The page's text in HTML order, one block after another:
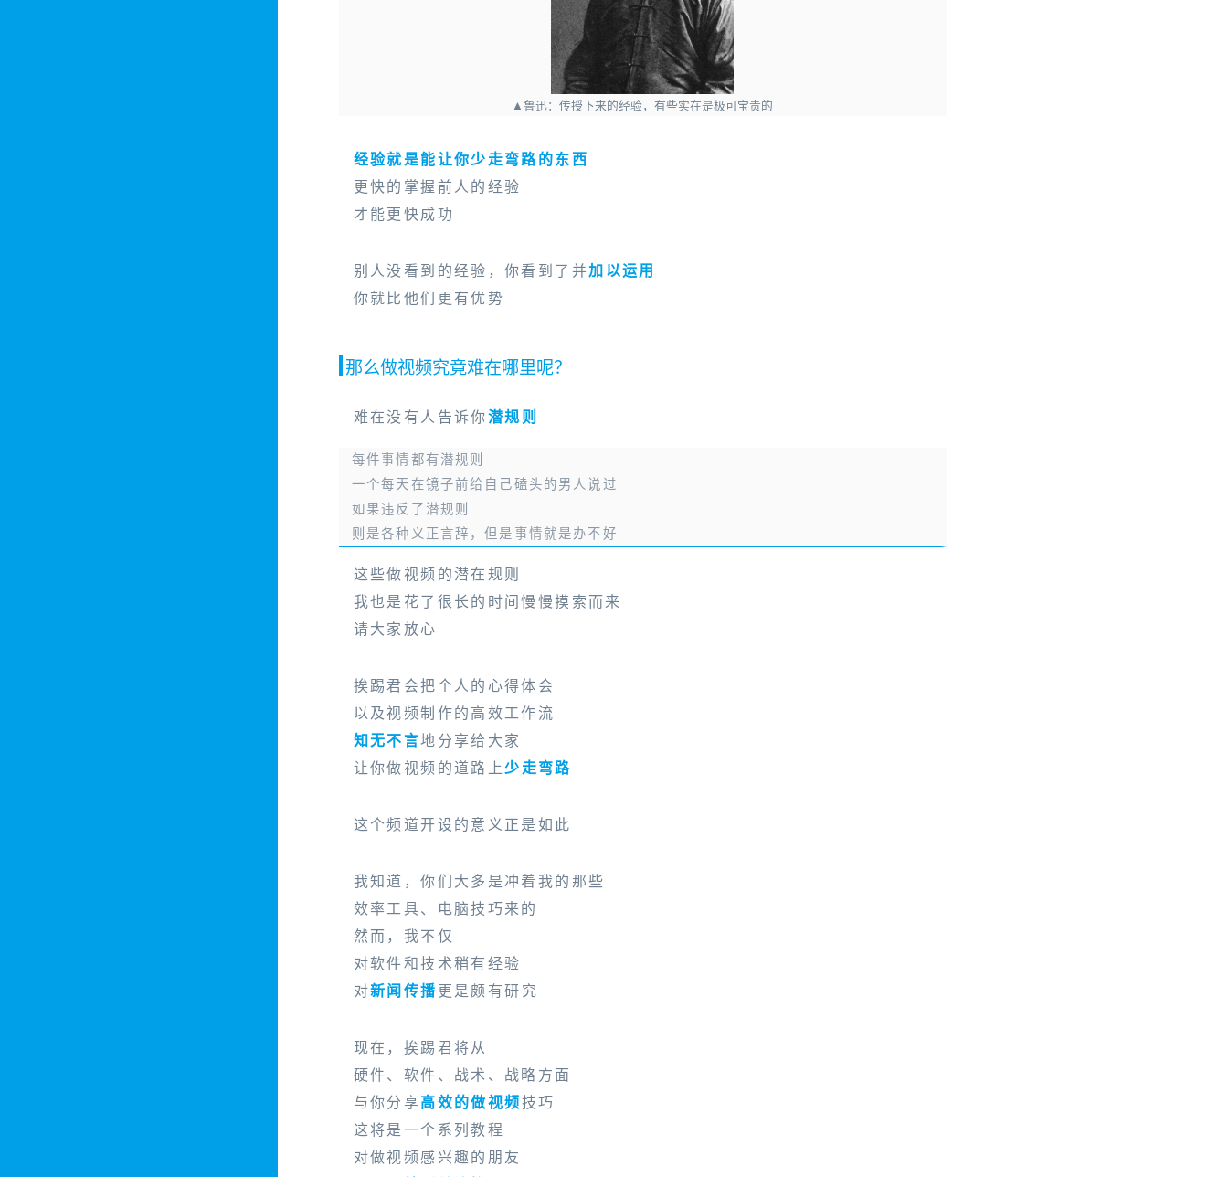
▲鲁迅：传授下来的经验，有些实在是极可宝贵的
经验就是能让你少走弯路的东西
更快的掌握前人的经验
才能更快成功
别人没看到的经验，你看到了并加以运用
你就比他们更有优势
那么做视频究竟难在哪里呢？
难在没有人告诉你潜规则
每件事情都有潜规则
一个每天在镜子前给自己磕头的男人说过
如果违反了潜规则
则是各种义正言辞，但是事情就是办不好
这些做视频的潜在规则
我也是花了很长的时间慢慢摸索而来
请大家放心
挨踢君会把个人的心得体会
以及视频制作的高效工作流
知无不言地分享给大家
让你做视频的道路上少走弯路
这个频道开设的意义正是如此
我知道，你们大多是冲着我的那些
效率工具、电脑技巧来的
然而，我不仅
对软件和技术稍有经验
对新闻传播更是颇有研究
现在，挨踢君将从
硬件、软件、战术、战略方面
与你分享高效的做视频技巧
这将是一个系列教程
对做视频感兴趣的朋友